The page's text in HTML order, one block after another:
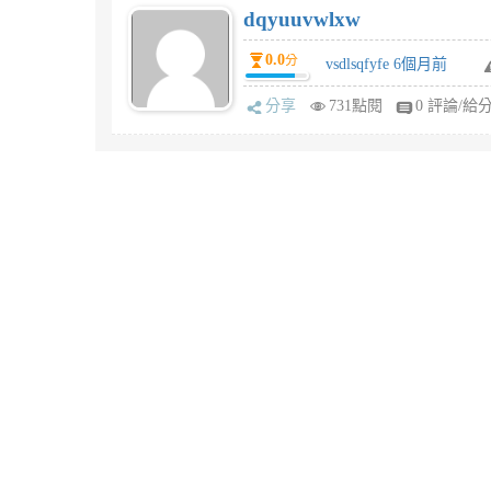
dqyuuvwlxw
0.0分 vsdlsqfyfe 6個月前
分享 731點閱 0 評論/給